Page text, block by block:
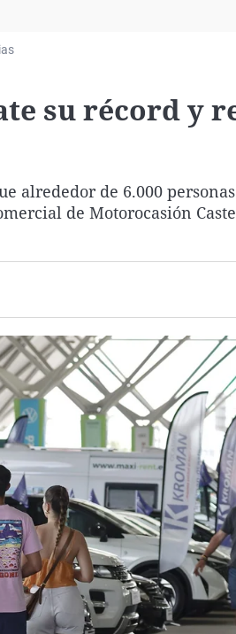
su récord y
alrededor de 6.000
de Motorocasión